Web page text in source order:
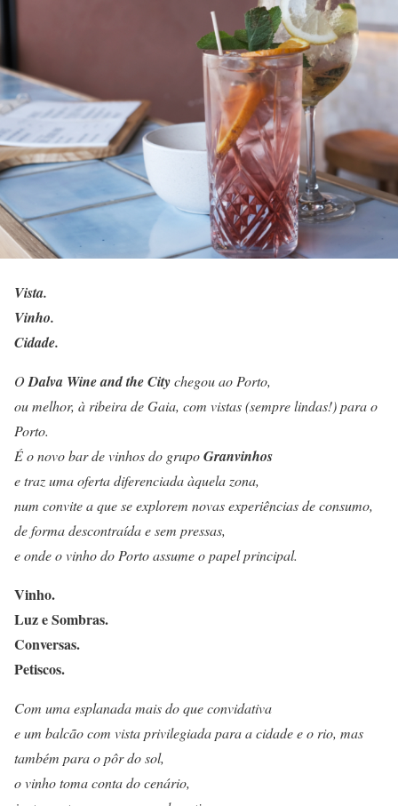
Vista.
Vinho.
Cidade.
ODalva Wine and the Citychegou ao Porto,
ou melhor, à ribeira de Gaia, com vistas (sempre lindas!) para o
Porto.
É o novo bar de vinhos do grupoGranvinhos
e traz uma oferta diferenciada àquela zona,
num convite a que se explorem novas experiências de consumo,
de forma descontraída e sem pressas,
e onde o vinho do Porto assume o papel principal.
Vinho.
Luz e Sombras.
Conversas.
Petiscos.
Com uma esplanada mais do que convidativa
e um balcão com vista privilegiada para a cidade e o rio, mas
também para o pôr do sol,
o vinho toma conta do cenário,